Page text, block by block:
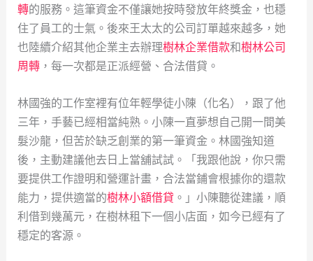
轉的服務。這筆資金不僅讓她按時發放年終獎金，也穩
住了員工的士氣。後來王太太的公司訂單越來越多，她
也陸續介紹其他企業主去辦理樹林企業借款和樹林公司
周轉，每一次都是正派經營、合法借貸。
林國強的工作室裡有位年輕學徒小陳（化名），跟了他
三年，手藝已經相當純熟。小陳一直夢想自己開一間美
髮沙龍，但苦於缺乏創業的第一筆資金。林國強知道
後，主動建議他去日上當舖試試。「我跟他說，你只需
要提供工作證明和營運計畫，合法當鋪會根據你的還款
能力，提供適當的樹林小額借貸 。」小陳聽從建議，順
利借到幾萬元，在樹林租下一個小店面，如今已經有了
穩定的客源。